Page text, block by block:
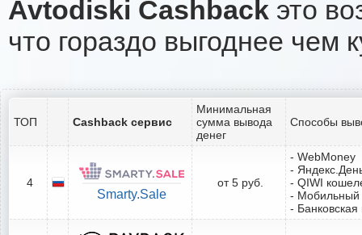
Avtodiski Cashback это
что гораздо выгоднее чем
ТОП Cashback сервис
Минимальная
сумма вывода
денег
Способы
4
Smarty.Sale
от 5 руб.
- WebMoney
-
- QIWI
- Мобильный
-